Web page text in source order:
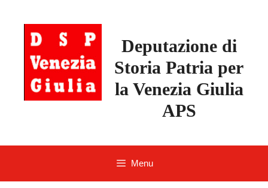
Deputazione di
Storia Patria per
la Venezia Giulia
APS
Menu